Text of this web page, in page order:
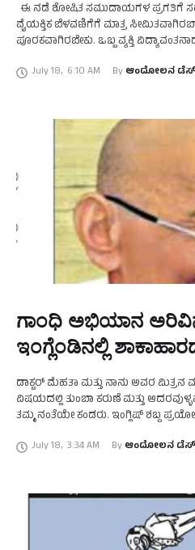
ಈ ನಡೆ ಶೋಷಿತ ಸಮುದಾಯಗಳ ಪ್ರಗತಿಗೆ
ವೈಯಕ್ತಿಕ ಬೆಳವಣಿಗೆಗೆ ಮಾತ್ರ
ಪೂರಕವಾಗಿರಬೇಕು. ಒಬ್ಬ ವ್ಯಕ್ತಿ
July 18, 6:10 AM By ಆಂದೋಲನ
ಗಾಂಧಿ ಅಭಿಯಾನ
ಇಂಗ್ಲೆಂಡಿನಲ್ಲಿ
ಡಾಕ್ಟರ್ ಮೆಹತಾ ಮತ್ತು ನಾನು ಅವರ
ವಿಷಯದಲ್ಲಿ ತುಂಬಾ ಕರುಣೆ ಮತ್ತು
ತಮ್ಮ ನಂತೆಯೇ ಕಂಡರು. ಇಂಗ್ಲಿಷ್ ಶಬ್ದ
July 18, 3:34 AM By ಆಂದೋಲನ